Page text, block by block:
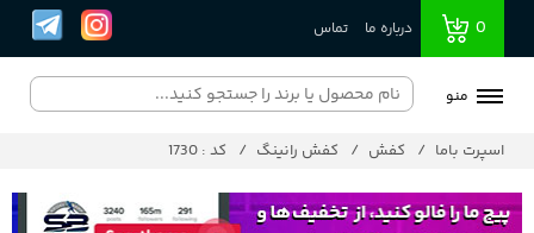
0 درباره ما تماس
منو
اسپرت باما کفش کفش رانینگ کد : 1730